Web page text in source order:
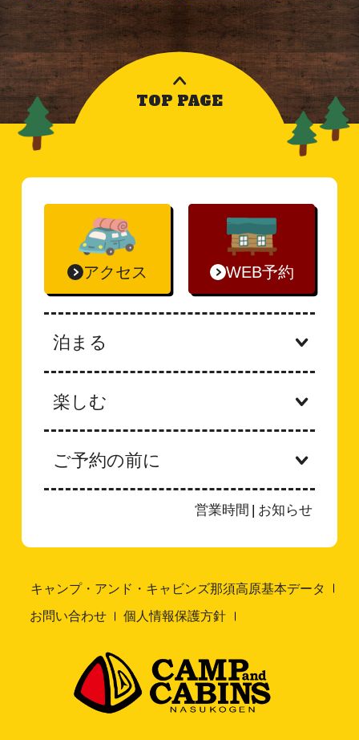
TOP PAGE
泊まる
楽しむ
ご予約の前に
アクセス WEB予約
営業時間 | お知らせ
キャンプ・アンド・キャビンズ那須高原基本データ
お問い合わせ 個人情報保護方針